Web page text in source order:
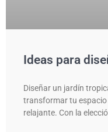
Ideas para
Diseñar un jardín
transformar tu espacio
relajante. Con la